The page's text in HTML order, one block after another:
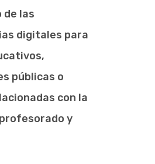
de las
digitales para
públicas o
con la
y